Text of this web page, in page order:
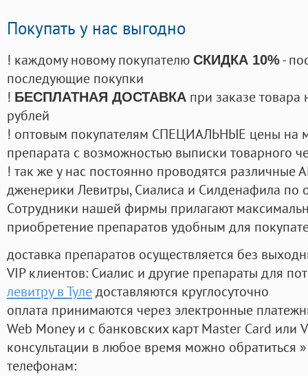
Покупать у нас выгодно
! каждому новому покупателю СКИДКА 10%-
последующие покупки
! БЕСПЛАТНАЯ ДОСТАВКА при заказе
рублей
! оптовым покупателям СПЕЦИАЛЬНЫЕ цены на
препарата с возможностью выписки товарного
! так же у нас постоянно проводятся
дженерики Левитры, Сиалиса и Силденафила по
Cотрудники нашей фирмы прилагают
приобретение препаратов удобным для
доставка препаратов осуществляется без
VIP клиентов: Сиалис и другие препараты для
левитру в Туледоставляются круглосуточно
оплата принимаются через электронные
Web Money и с банковских карт Master Card или
консультации в любое время можно обратиться
телефонам: